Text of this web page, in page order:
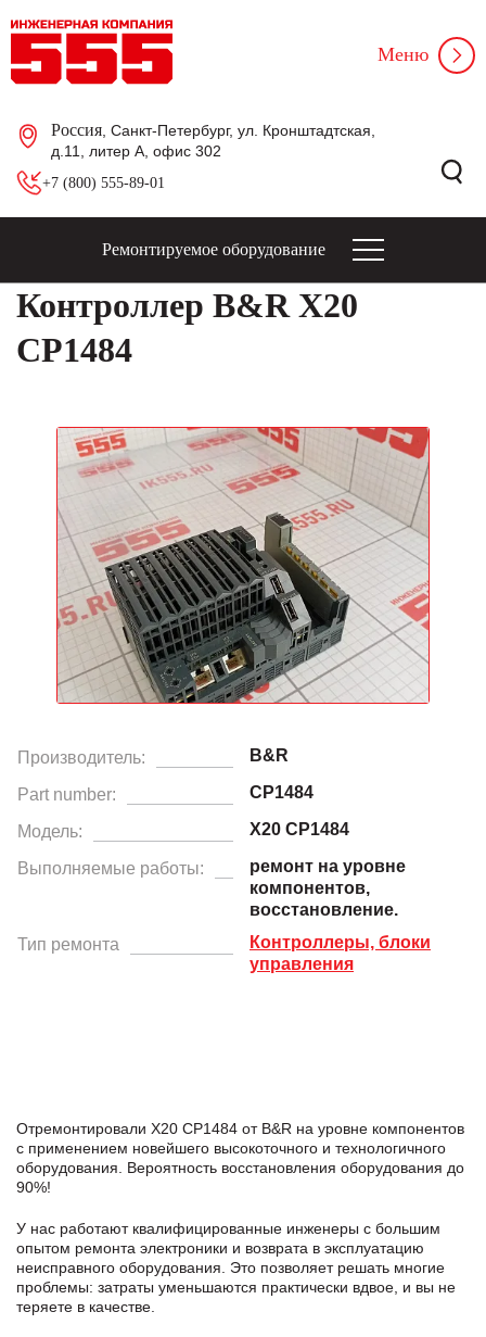
Россия , Санкт-Петербург, ул. Кронштадтская,
д.11, литер А, офис 302
+7 (800) 555-89-01
Меню
Ремонтируемое оборудование
Контроллер B&R X20
CP1484
Производитель: B&R
Part number: CP1484
Модель: X20 CP1484
Выполняемые работы:
ремонт на уровне
компонентов,
восстановление.
Тип ремонта
Контроллеры, блоки
управления
Отремонтировали X20 CP1484 от B&R на уровне компонентов
с применением новейшего высокоточного и технологичного
оборудования. Вероятность восстановления оборудования до
90%!
У нас работают квалифицированные инженеры с большим
опытом ремонта электроники и возврата в эксплуатацию
неисправного оборудования. Это позволяет решать многие
проблемы: затраты уменьшаются практически вдвое, и вы не
теряете в качестве.